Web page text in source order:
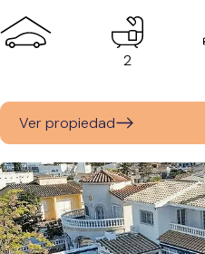
2
Ver propiedad